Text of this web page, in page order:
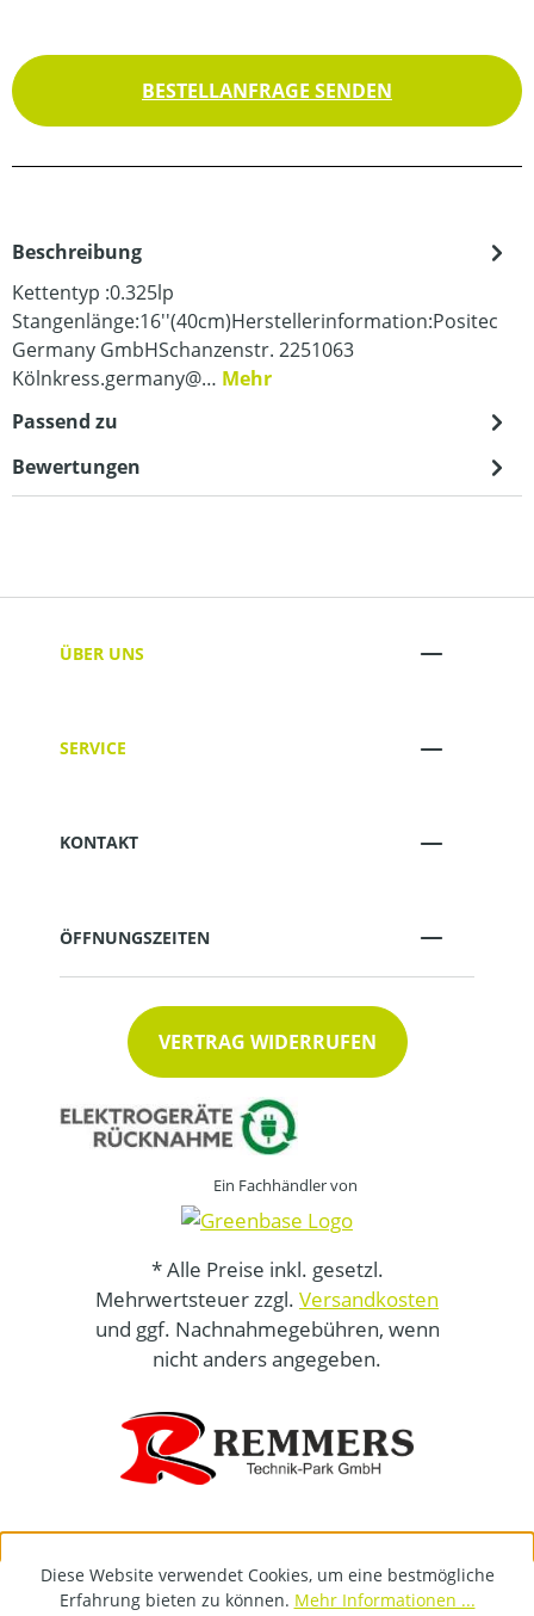
BESTELLANFRAGE SENDEN
Beschreibung
Kettentyp :0.325lp
Stangenlänge:16''(40cm)Herstellerinformation:Positec
Germany GmbHSchanzenstr. 2251063
Kölnkress.germany@… Mehr
Passend zu
Bewertungen
ÜBER UNS
SERVICE
KONTAKT
ÖFFNUNGSZEITEN
VERTRAG WIDERRUFEN
Ein Fachhändler von
* Alle Preise inkl. gesetzl.
Mehrwertsteuer zzgl. Versandkosten
und ggf. Nachnahmegebühren, wenn
nicht anders angegeben.
Diese Website verwendet Cookies, um eine bestmögliche
Erfahrung bieten zu können. Mehr Informationen ...